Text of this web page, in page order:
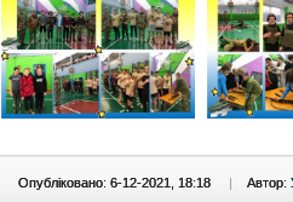
Опубліковано: 6-12-2021, 18:18 | Автор: